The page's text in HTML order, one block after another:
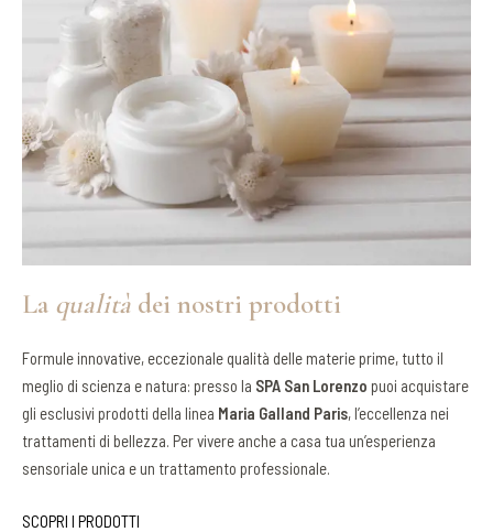
La qualità dei nostri prodotti
Formule innovative, eccezionale qualità delle materie prime, tutto il
meglio di scienza e natura: presso la SPA San Lorenzo puoi acquistare
gli esclusivi prodotti della linea Maria Galland Paris, l’eccellenza nei
trattamenti di bellezza. Per vivere anche a casa tua un’esperienza
sensoriale unica e un trattamento professionale.
SCOPRI I PRODOTTI